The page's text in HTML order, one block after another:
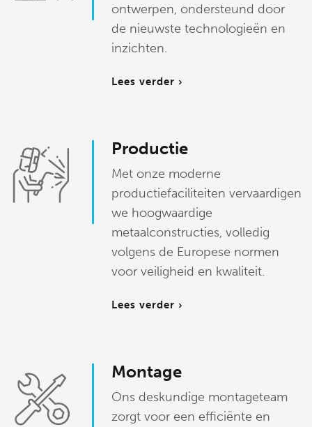
ontwerpen, ondersteund door
de nieuwste technologieën en
inzichten.
Lees verder ›
Productie
Met onze moderne
productiefaciliteiten vervaardigen
we hoogwaardige
metaalconstructies, volledig
volgens de Europese normen
voor veiligheid en kwaliteit.
Lees verder ›
Montage
Ons deskundige montageteam
zorgt voor een efficiënte en